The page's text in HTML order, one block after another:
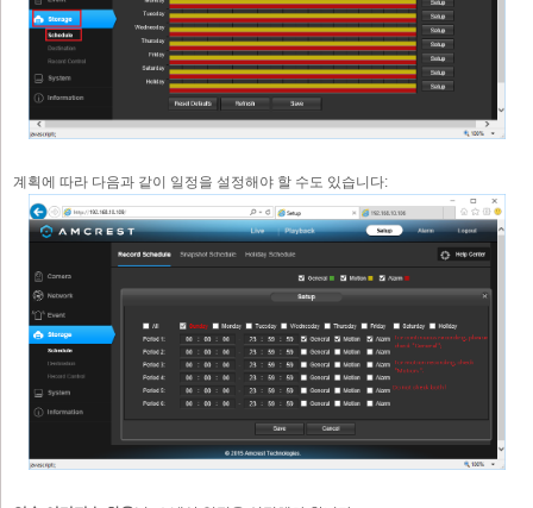
계획에 따라 다음과 같이 일정을 설정해야 할 수도 있습니다: